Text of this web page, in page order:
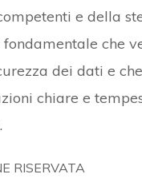
e della
fondamentale che
dei dati e
chiare e
RISERVATA